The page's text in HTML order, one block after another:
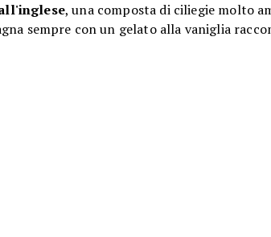
, una composta di ciliegie molto
sempre con un gelato alla vaniglia